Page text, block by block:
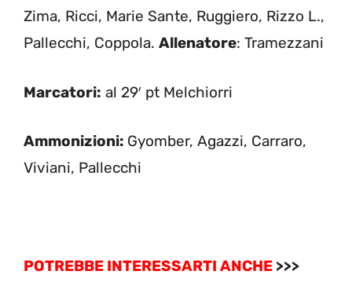
Zima, Ricci, Marie Sante, Ruggiero, Rizzo L.,
Pallecchi, Coppola. Allenatore: Tramezzani
Marcatori: al 29′ pt Melchiorri
Ammonizioni: Gyomber, Agazzi, Carraro,
Viviani, Pallecchi
POTREBBE INTERESSARTI ANCHE >>>